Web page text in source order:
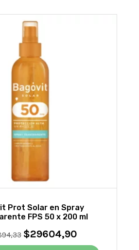
Prot Solar en Spray
FPS 50 x 200 ml
El
precio
$29604,90El
precio